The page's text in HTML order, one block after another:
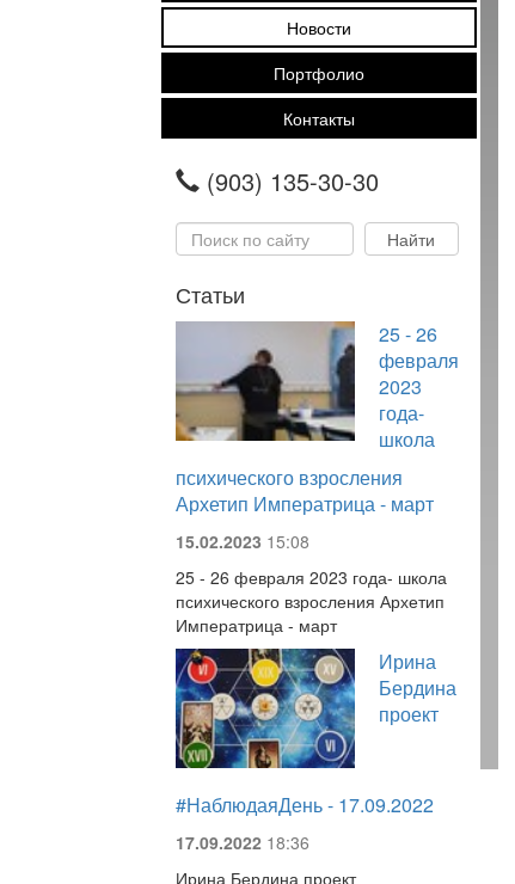
Новости
Портфолио
Контакты
(903) 135-30-30
Статьи
25 - 26
февраля
2023
года-
школа
психического взросления
Архетип Императрица - март
15.02.2023 15:08
25 - 26 февраля 2023 года- школа
психического взросления Архетип
Императрица - март
Ирина
Бердина
проект
#НаблюдаяДень - 17.09.2022
17.09.2022 18:36
Ирина Бердина проект